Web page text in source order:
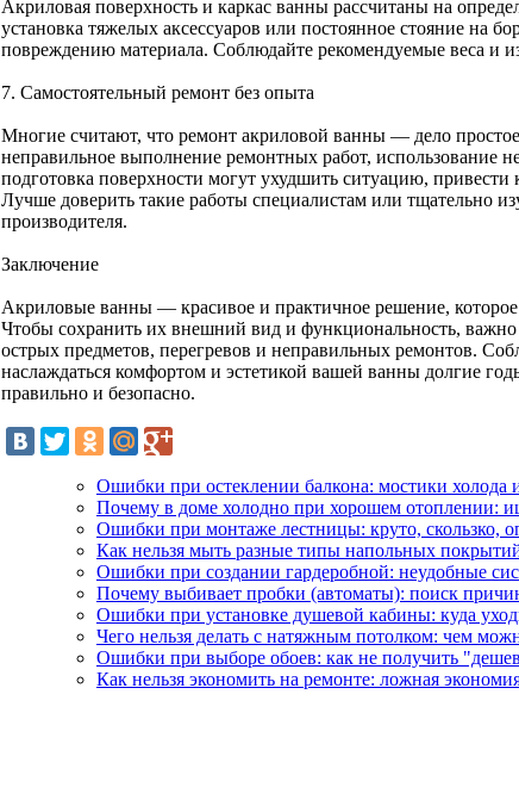
Акриловая поверхность и каркас ванны рассчитаны на
установка тяжелых аксессуаров или постоянное стояние на
повреждению материала. Соблюдайте рекомендуемые веса и
7. Самостоятельный ремонт без опыта
Многие считают, что ремонт акриловой ванны — дело
неправильное выполнение ремонтных работ, использование
подготовка поверхности могут ухудшить ситуацию,
Лучше доверить такие работы специалистам или тщательно
производителя.
Заключение
Акриловые ванны — красивое и практичное решение,
Чтобы сохранить их внешний вид и функциональность, важно
острых предметов, перегревов и неправильных ремонтов.
наслаждаться комфортом и эстетикой вашей ванны долгие
правильно и безопасно.
Ошибки при остеклении балкона: мостики холода
Почему в доме холодно при хорошем отоплении:
Ошибки при монтаже лестницы: круто, скользко,
Как нельзя мыть разные типы напольных
Ошибки при создании гардеробной: неудобные
Почему выбивает пробки (автоматы): поиск
Ошибки при установке душевой кабины: куда
Чего нельзя делать с натяжным потолком: чем
Ошибки при выборе обоев: как не получить
Как нельзя экономить на ремонте: ложная